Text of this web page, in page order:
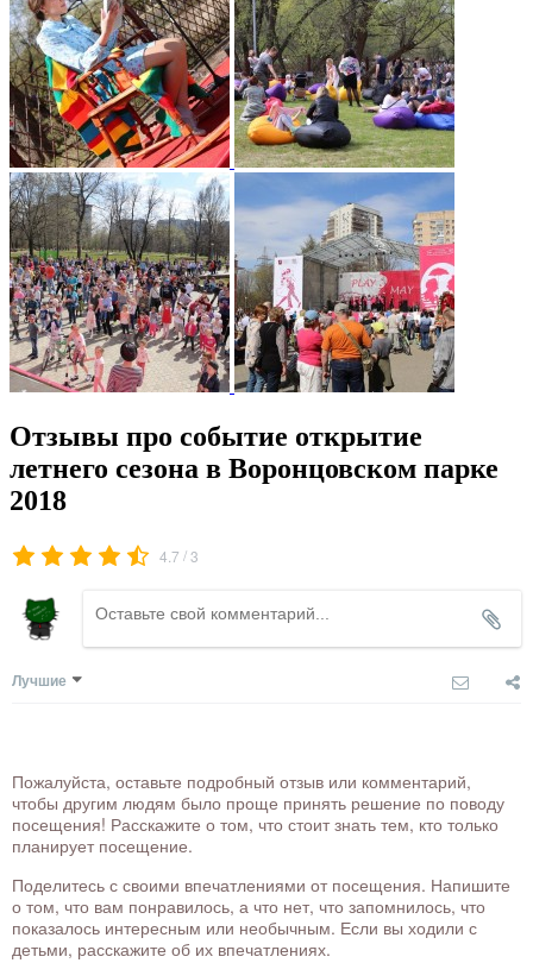
Отзывы про событие открытие
летнего сезона в Воронцовском парке
2018
4.7 /3
Лучшие
Пожалуйста, оставьте подробный отзыв или комментарий,
чтобы другим людям было проще принять решение по поводу
посещения! Расскажите о том, что стоит знать тем, кто только
планирует посещение.
Поделитесь с своими впечатлениями от посещения. Напишите
о том, что вам понравилось, а что нет, что запомнилось, что
показалось интересным или необычным. Если вы ходили с
детьми, расскажите об их впечатлениях.